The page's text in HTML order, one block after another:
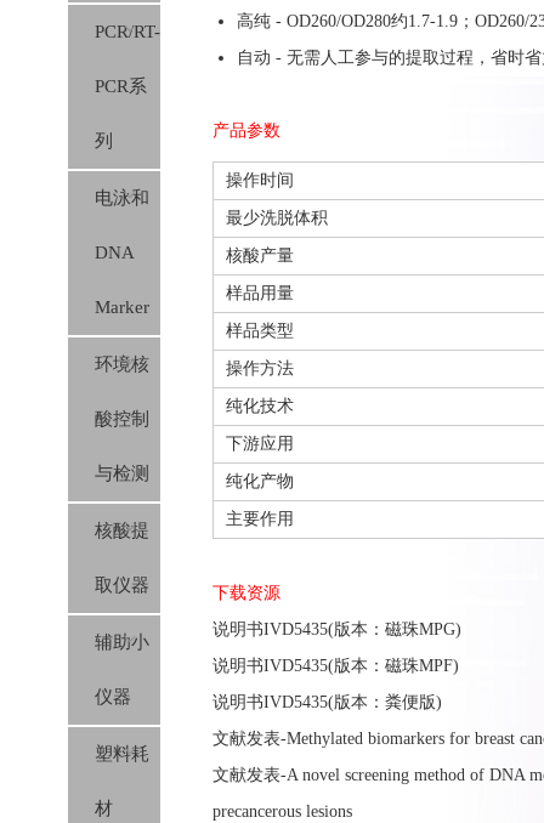
PCR/RT-
PCR系
列
电泳和
DNA
Marker
环境核
酸控制
与检测
核酸提
取仪器
辅助小
仪器
塑料耗
材
高纯 - OD260/OD280约1.7-1.9；OD260/
自动 - 无需人工参与的提取过程，省时省
产品参数
操作时间
最少洗脱体积
核酸产量
样品用量
样品类型
操作方法
纯化技术
下游应用
纯化产物
主要作用
下载资源
说明书IVD5435(版本：磁珠MPG)
说明书IVD5435(版本：磁珠MPF)
说明书IVD5435(版本：粪便版)
文献发表-Methylated biomarkers for breast
文献发表-A novel screening method of DNA
precancerous lesions